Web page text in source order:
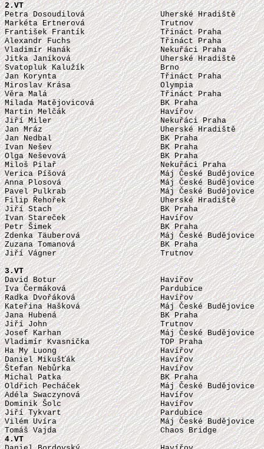
2.VT
Petra Dosoudilová                Uherské Hradiště
Markéta Ertnerová                Trutnov
František Frantík                Třináct Praha
Alexandr Fuchs                   Třináct Praha
Vladimír Hanák                   Nekuřáci Praha
Jitka Janíková                   Uherské Hradiště
Svatopluk Kalužík                Brno
Jan Korynta                      Třináct Praha
Miroslav Krása                   Olympia
Věra Malá                        Třináct Praha
Milada Matějovicová              BK Praha
Martin Melčák                    Havířov
Jiří Miler                       Nekuřáci Praha
Jan Mráz                         Uherské Hradiště
Jan Nedbal                       BK Praha
Ivan Nešev                       BK Praha
Olga Neševová                    BK Praha
Miloš Pilař                      Nekuřáci Praha
Verica Píšová                    Máj České Budějovice
Anna Plosová                     Máj České Budějovice
Pavel Pulkrab                    Máj České Budějovice
Filip Řehořek                    Uherské Hradiště
Jiří Stach                       BK Praha
Ivan Stareček                    Havířov
Petr Šimek                       BK Praha
Zdenka Täuberová                 Máj České Budějovice
Zuzana Tomanová                  BK Praha
Jiří Vágner                      Trutnov
3.VT
David Botur                      Havířov
Iva Čermáková                    Pardubice
Radka Dvořáková                  Havířov
Kateřina Hašková                 Máj České Budějovice
Jana Hubená                      BK Praha
Jiří John                        Trutnov
Josef Karhan                     Máj České Budějovice
Vladimír Kvasnička               TOP Praha
Ha My Luong                      Havířov
Daniel Mikušťák                  Havířov
Štefan Nebůrka                   Havířov
Michal Patka                     BK Praha
Oldřich Pecháček                 Máj České Budějovice
Adéla Swaczynová                 Havířov
Dominik Šolc                     Havířov
Jiří Tykvart                     Pardubice
Vilém Uvíra                      Máj České Budějovice
Tomáš Vajda                      Chaos Bridge
4.VT